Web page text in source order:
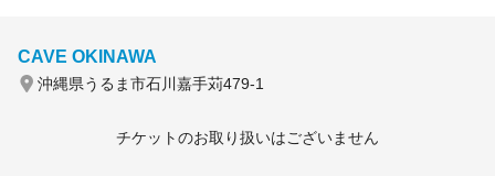
CAVE OKINAWA
沖縄県うるま市石川嘉手苅479-1
チケットのお取り扱いはございません